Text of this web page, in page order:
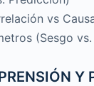
vs
(Sesgo vs.
Y